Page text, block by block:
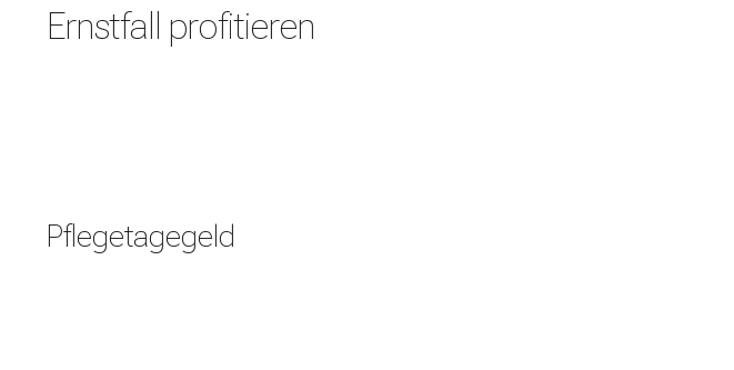
Ernstfall profitieren
Pflegetagegeld